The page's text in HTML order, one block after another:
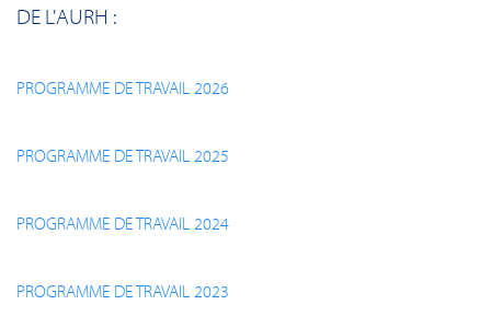
DE L'AURH :
PROGRAMME DE TRAVAIL 2026
PROGRAMME DE TRAVAIL 2025
PROGRAMME DE TRAVAIL 2024
PROGRAMME DE TRAVAIL 2023